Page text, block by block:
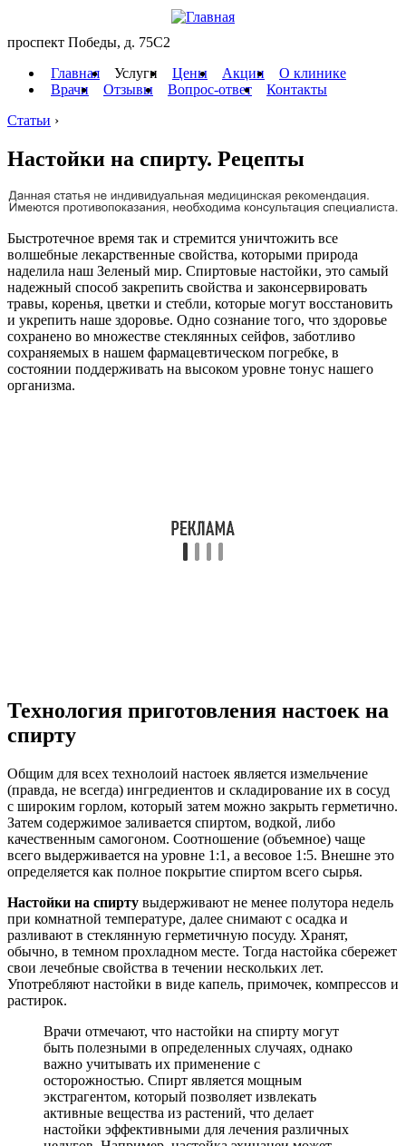
проспект Победы, д. 75C2
Главная
Услуги Цены Акции
О клинике
Врачи
Отзывы Вопрос-ответ
Контакты
Статьи ›
Настойки на спирту. Рецепты
Быстротечное время так и стремится уничтожить все
волшебные лекарственные свойства, которыми природа
наделила наш Зеленый мир. Спиртовые настойки, это самый
надежный способ закрепить свойства и законсервировать
травы, коренья, цветки и стебли, которые могут восстановить
и укрепить наше здоровье. Одно сознание того, что здоровье
сохранено во множестве стеклянных сейфов, заботливо
сохраняемых в нашем фармацевтическом погребке, в
состоянии поддерживать на высоком уровне тонус нашего
организма.
Технология приготовления настоек на
спирту
Общим для всех технолоий настоек является измельчение
(правда, не всегда) ингредиентов и складирование их в сосуд
с широким горлом, который затем можно закрыть герметично.
Затем содержимое заливается спиртом, водкой, либо
качественным самогоном. Соотношение (объемное) чаще
всего выдерживается на уровне 1:1, а весовое 1:5. Внешне это
определяется как полное покрытие спиртом всего сырья.
Настойки на спирту выдерживают не менее полутора недель
при комнатной температуре, далее снимают с осадка и
разливают в стеклянную герметичную посуду. Хранят,
обычно, в темном прохладном месте. Тогда настойка сбережет
свои лечебные свойства в течении нескольких лет.
Употребляют настойки в виде капель, примочек, компрессов и
растирок.
Врачи отмечают, что настойки на спирту могут
быть полезными в определенных случаях, однако
важно учитывать их применение с
осторожностью. Спирт является мощным
экстрагентом, который позволяет извлекать
активные вещества из растений, что делает
настойки эффективными для лечения различных